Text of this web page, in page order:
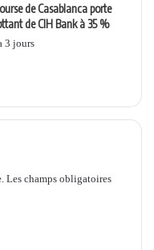
de Casablanca porte
de CIH Bank à 35 %
3 jours
Les champs obligatoires